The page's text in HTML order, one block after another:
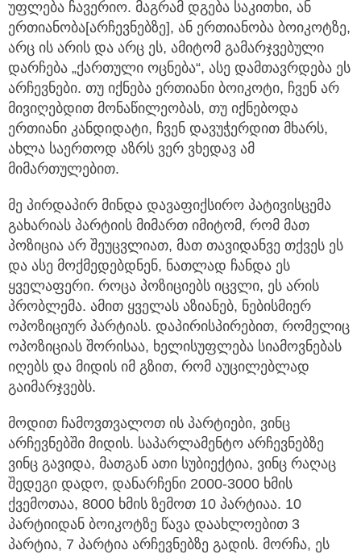
უფლება ჩავერიო. მაგრამ დგება საკითხი, ან
ერთიანობა[არჩევნებზე], ან ერთიანობა ბოიკოტზე,
არც ის არის და არც ეს, ამიტომ გამარჯვებული
დარჩება „ქართული ოცნება“, ასე დამთავრდება ეს
არჩევნები. თუ იქნება ერთიანი ბოიკოტი, ჩვენ არ
მივიღებდით მონაწილეობას, თუ იქნებოდა
ერთიანი კანდიდატი, ჩვენ დავუჭერდით მხარს,
ახლა საერთოდ აზრს ვერ ვხედავ ამ
მიმართულებით.
მე პირდაპირ მინდა დავაფიქსირო პატივისცემა
გახარიას პარტიის მიმართ იმიტომ, რომ მათ
პოზიცია არ შეუცვლიათ, მათ თავიდანვე თქვეს ეს
და ასე მოქმედებდნენ, ნათლად ჩანდა ეს
ყველაფერი. როცა პოზიციებს იცვლი, ეს არის
პრობლემა. ამით ყველას აზიანებ, ნებისმიერ
ოპოზიციურ პარტიას. დაპირისპირებით, რომელიც
ოპოზიციას შორისაა, ხელისუფლება სიამოვნებას
იღებს და მიდის იმ გზით, რომ აუცილებლად
გაიმარჯვებს.
მოდით ჩამოვთვალოთ ის პარტიები, ვინც
არჩევნებში მიდის. საპარლამენტო არჩევნებზე
ვინც გავიდა, მათგან ათი სუბიექტია, ვინც რაღაც
შედეგი დადო, დანარჩენი 2000-3000 ხმის
ქვემოთაა, 8000 ხმის ზემოთ 10 პარტიაა. 10
პარტიიდან ბოიკოტზე წავა დაახლოებით 3
პარტია, 7 პარტია არჩევნებზე გადის. მორჩა, ეს